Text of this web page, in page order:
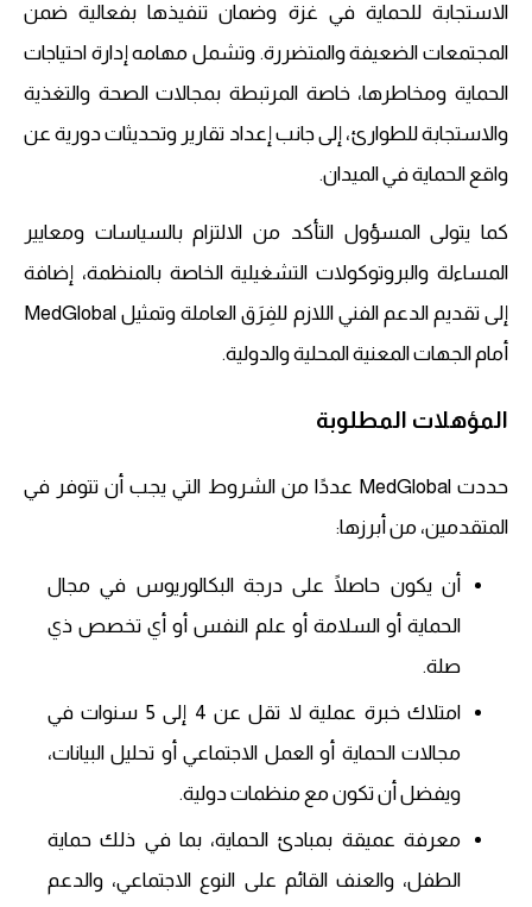
الاستجابة للحماية في غزة وضمان تنفيذها بفعالية ضمن
المجتمعات الضعيفة والمتضررة. وتشمل مهامه إدارة احتياجات
الحماية ومخاطرها، خاصة المرتبطة بمجالات الصحة والتغذية
والاستجابة للطوارئ، إلى جانب إعداد تقارير وتحديثات دورية عن
واقع الحماية في الميدان.
كما يتولى المسؤول التأكد من الالتزام بالسياسات ومعايير
المساءلة والبروتوكولات التشغيلية الخاصة بالمنظمة، إضافة
إلى تقديم الدعم الفني اللازم للفِرَق العاملة وتمثيل MedGlobal
أمام الجهات المعنية المحلية والدولية.
المؤهلات المطلوبة
حددت MedGlobal عددًا من الشروط التي يجب أن تتوفر في
المتقدمين، من أبرزها:
أن يكون حاصلًا على درجة البكالوريوس في مجال
الحماية أو السلامة أو علم النفس أو أي تخصص ذي
صلة.
امتلاك خبرة عملية لا تقل عن 4 إلى 5 سنوات في
مجالات الحماية أو العمل الاجتماعي أو تحليل البيانات،
ويفضل أن تكون مع منظمات دولية.
معرفة عميقة بمبادئ الحماية، بما في ذلك حماية
الطفل، والعنف القائم على النوع الاجتماعي، والدعم